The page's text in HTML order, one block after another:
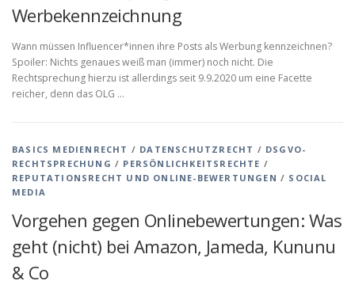
Werbekennzeichnung
Wann müssen Influencer*innen ihre Posts als Werbung kennzeichnen?
Spoiler: Nichts genaues weiß man (immer) noch nicht. Die
Rechtsprechung hierzu ist allerdings seit 9.9.2020 um eine Facette
reicher, denn das OLG …
BASICS MEDIENRECHT / DATENSCHUTZRECHT / DSGVO-
RECHTSPRECHUNG / PERSÖNLICHKEITSRECHTE /
REPUTATIONSRECHT UND ONLINE-BEWERTUNGEN / SOCIAL
MEDIA
Vorgehen gegen Onlinebewertungen: Was
geht (nicht) bei Amazon, Jameda, Kununu
& Co